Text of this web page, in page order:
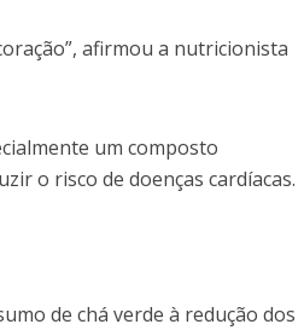
afirmou a nutricionista
um composto
o risco de doenças cardíacas.
de chá verde à redução dos